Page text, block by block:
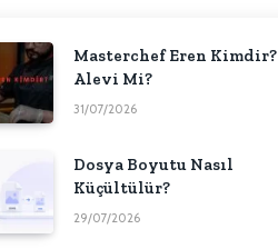
Masterchef Eren Kimdir?
Alevi Mi?
31/07/2026
Dosya Boyutu Nasıl
Küçültülür?
29/07/2026